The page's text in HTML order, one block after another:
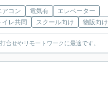
アコン 電気有
エレベーター
イレ共同
スクール向け 物販向け
せやリモートワークに最適です。